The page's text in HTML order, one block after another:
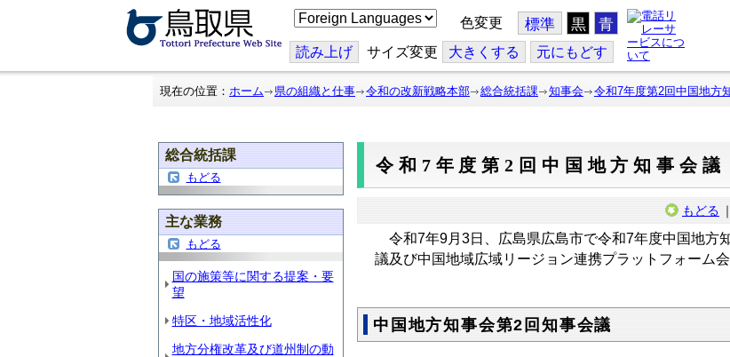
こ
の
ジ
を
翻
色変更 標準 黒 青
読み上げ サイズ変更 大きくする 元にもどす
現在の位置： ホーム 県の組織と仕事 令和の改新戦略本部 総合統括課 知事会 令和7年度第2回中国地方
総合統括課
もどる
主な業務
もどる
国の施策等に関する提案・要
望
特区・地域活性化
地方分権改革及び道州制の動
令和7年度第2回中国地方知事会議
もどる ｜
令和7年9月3日、広島県広島市で令和7年度中国地方
議及び中国地域広域リージョン連携プラットフォーム
中国地方知事会第2回知事会議